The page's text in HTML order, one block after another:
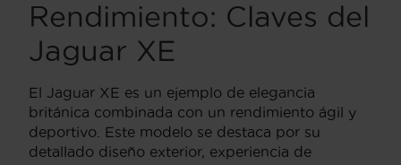
Rendimiento: Claves del
Jaguar XE
El Jaguar XE es un ejemplo de elegancia
británica combinada con un rendimiento ágil y
deportivo. Este modelo se destaca por su
detallado diseño exterior, experiencia de